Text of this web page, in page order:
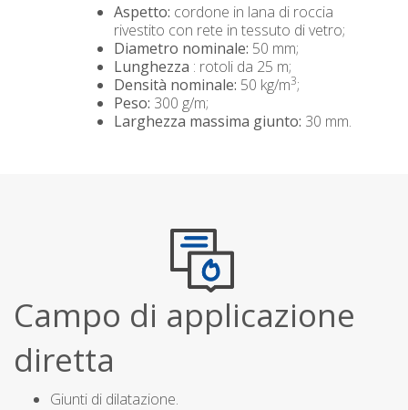
Aspetto: cordone in lana di roccia
rivestito con rete in tessuto di vetro;
Diametro nominale: 50 mm;
Lunghezza : rotoli da 25 m;
Densità nominale: 50 kg/m3;
Peso: 300 g/m;
Larghezza massima giunto: 30 mm.
Campo di applicazione
diretta
Giunti di dilatazione.